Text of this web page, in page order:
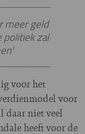
meer geld
politiek zal
voor het
voor
daar niet veel
heeft voor de